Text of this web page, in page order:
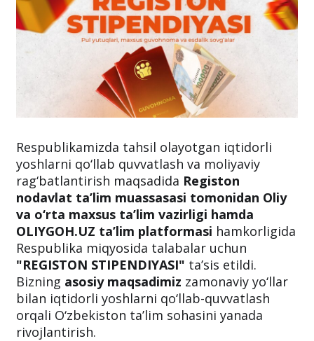
Respublikamizda tahsil olayotgan iqtidorli
yoshlarni qo‘llab quvvatlash va moliyaviy
rag‘batlantirish maqsadida Registon
nodavlat ta’lim muassasasi tomonidan Oliy
va o‘rta maxsus ta’lim vazirligi hamda
OLIYGOH.UZ ta’lim platformasi hamkorligida
Respublika miqyosida talabalar uchun
"REGISTON STIPENDIYASI" ta’sis etildi.
Bizning asosiy maqsadimiz zamonaviy yo‘llar
bilan iqtidorli yoshlarni qo‘llab-quvvatlash
orqali O‘zbekiston ta’lim sohasini yanada
rivojlantirish.